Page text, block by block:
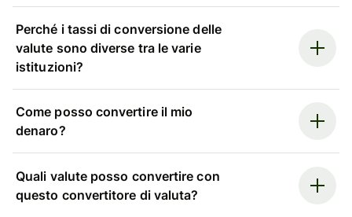
Perché i tassi di conversione delle
valute sono diverse tra le varie
istituzioni?
Come posso convertire il mio
denaro?
Quali valute posso convertire con
questo convertitore di valuta?